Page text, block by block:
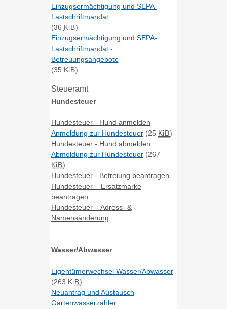
Einzugsermächtigung und SEPA-
Lastschriftmandat
(36 KiB)
Einzugsermächtigung und SEPA-
Lastschriftmandat -
Betreuungsangebote
(35 KiB)
Steueramt
Hundesteuer
Hundesteuer - Hund anmelden
Anmeldung zur Hundesteuer(25 KiB)
Hundesteuer - Hund abmelden
Abmeldung zur Hundesteuer(267
KiB)
Hundesteuer - Befreiung beantragen
Hundesteuer – Ersatzmarke
beantragen
Hundesteuer – Adress- &
Namensänderung
Wasser/Abwasser
Eigentümerwechsel Wasser/Abwasser
(263 KiB)
Neuantrag und Austausch
Gartenwasserzähler